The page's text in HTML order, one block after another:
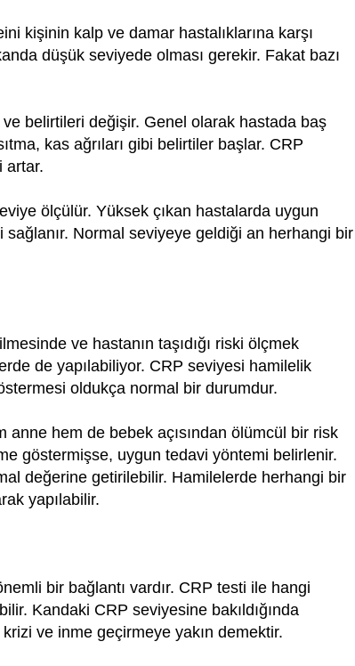
kişinin kalp ve damar hastalıklarına karşı
düşük seviyede olması gerekir. Fakat bazı
belirtileri değişir. Genel olarak hastada baş
kas ağrıları gibi belirtiler başlar. CRP
artar.
ölçülür. Yüksek çıkan hastalarda uygun
Normal seviyeye geldiği an herhangi bir
ve hastanın taşıdığı riski ölçmek
de yapılabiliyor. CRP seviyesi hamilelik
oldukça normal bir durumdur.
anne hem de bebek açısından ölümcül bir risk
göstermişse, uygun tedavi yöntemi belirlenir.
değerine getirilebilir. Hamilelerde herhangi bir
yapılabilir.
bir bağlantı vardır. CRP testi ile hangi
Kandaki CRP seviyesine bakıldığında
ve inme geçirmeye yakın demektir.